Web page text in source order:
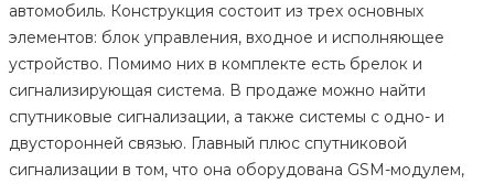
автомобиль. Конструкция состоит из трех основных
элементов: блок управления, входное и исполняющее
устройство. Помимо них в комплекте есть брелок и
сигнализирующая система. В продаже можно найти
спутниковые сигнализации, а также системы с одно- и
двусторонней связью. Главный плюс спутниковой
сигнализации в том, что она оборудована GSM-модулем,